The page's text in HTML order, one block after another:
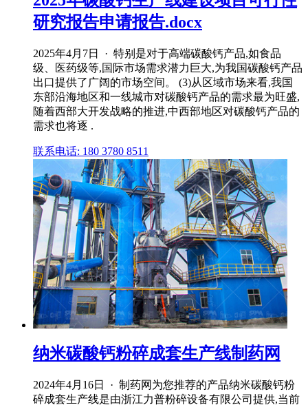
研究报告申请报告.docx
2025年4月7日 · 特别是对于高端碳酸钙产品,如食品
级、医药级等,国际市场需求潜力巨大,为我国碳酸钙产品
出口提供了广阔的市场空间。 (3)从区域市场来看,我国
东部沿海地区和一线城市对碳酸钙产品的需求最为旺盛,
随着西部大开发战略的推进,中西部地区对碳酸钙产品的
需求也将逐 .
联系电话: 180 3780 8511
纳米碳酸钙粉碎成套生产线制药网
2024年4月16日 · 制药网为您推荐的产品纳米碳酸钙粉
碎成套生产线是由浙江力普粉碎设备有限公司提供,当前